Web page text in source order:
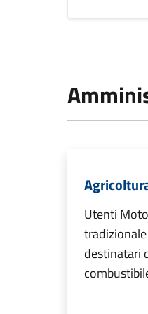
Utenti
destinatari